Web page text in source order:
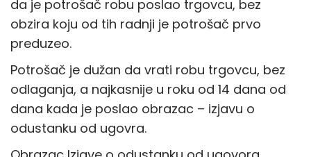
da je potrošač robu poslao trgovcu, bez
obzira koju od tih radnji je potrošač prvo
preduzeo.
Potrošač je dužan da vrati robu trgovcu, bez
odlaganja, a najkasnije u roku od 14 dana od
dana kada je poslao obrazac – izjavu o
odustanku od ugovra.